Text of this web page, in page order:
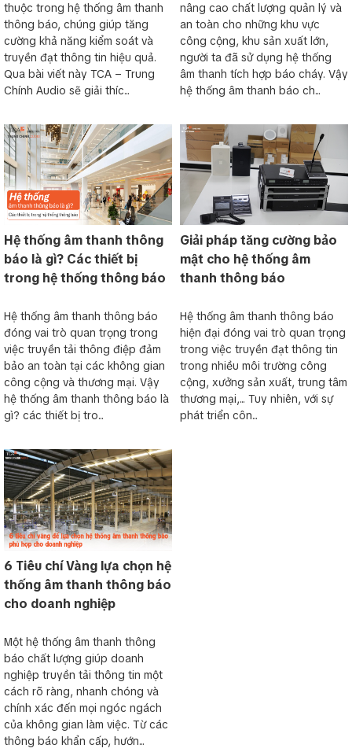
thuộc trong hệ thống âm thanh
thông báo, chúng giúp tăng
cường khả năng kiểm soát và
truyền đạt thông tin hiệu quả.
Qua bài viết này TCA – Trung
Chính Audio sẽ giải thíc...
nâng cao chất lượng quản lý và
an toàn cho những khu vực
công cộng, khu sản xuất lớn,
người ta đã sử dụng hệ thống
âm thanh tích hợp báo cháy. Vậy
hệ thống âm thanh báo ch...
Hệ thống âm thanh thông
báo là gì? Các thiết bị
trong hệ thống thông báo
Hệ thống âm thanh thông báo
đóng vai trò quan trọng trong
việc truyền tải thông điệp đảm
bảo an toàn tại các không gian
công cộng và thương mại. Vậy
hệ thống âm thanh thông báo là
gì? các thiết bị tro...
Giải pháp tăng cường bảo
mật cho hệ thống âm
thanh thông báo
Hệ thống âm thanh thông báo
hiện đại đóng vai trò quan trọng
trong việc truyền đạt thông tin
trong nhiều môi trường công
cộng, xưởng sản xuất, trung tâm
thương mại,... Tuy nhiên, với sự
phát triển côn...
6 Tiêu chí Vàng lựa chọn hệ
thống âm thanh thông báo
cho doanh nghiệp
Một hệ thống âm thanh thông
báo chất lượng giúp doanh
nghiệp truyền tải thông tin một
cách rõ ràng, nhanh chóng và
chính xác đến mọi ngóc ngách
của không gian làm việc. Từ các
thông báo khẩn cấp, hướn...